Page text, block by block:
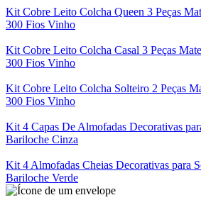
Kit Cobre Leito Colcha Queen 3 Peças
300 Fios Vinho
Kit Cobre Leito Colcha Casal 3 Peças
300 Fios Vinho
Kit Cobre Leito Colcha Solteiro 2 Peças
300 Fios Vinho
Kit 4 Capas De Almofadas Decorativas
Bariloche Cinza
Kit 4 Almofadas Cheias Decorativas para
Bariloche Verde